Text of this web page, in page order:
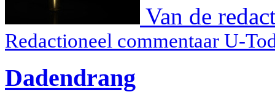
Van de
Redactioneel commentaar U-
Dadendrang